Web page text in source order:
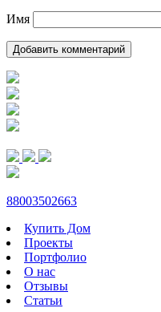
Имя
88003502663
Купить Дом
Проекты
Портфолио
О нас
Отзывы
Статьи